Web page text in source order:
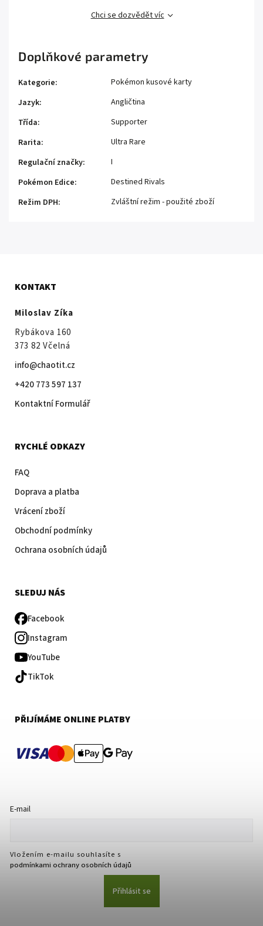
Chci se dozvědět víc
Doplňkové parametry
Kategorie:
Pokémon kusové karty
Jazyk:
Angličtina
Třída:
Supporter
Rarita:
Ultra Rare
Regulační značky:
I
Pokémon Edice:
Destined Rivals
Režim DPH: Zvláštní režim - použité zboží
KONTAKT
Miloslav Zíka
Rybákova 160
373 82 Včelná
info@chaotit.cz
+420 773 597 137
Kontaktní Formulář
RYCHLÉ ODKAZY
FAQ
Doprava a platba
Vrácení zboží
Obchodní podmínky
Ochrana osobních údajů
SLEDUJ NÁS
Facebook
Instagram
YouTube
TikTok
PŘIJÍMÁME ONLINE PLATBY
VISA
E-mail
Vložením e-mailu souhlasíte s
podmínkami ochrany osobních údajů
Přihlásit se